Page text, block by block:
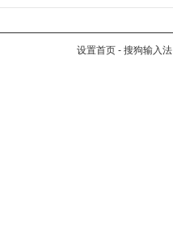
设置首页 - 搜狗输入法